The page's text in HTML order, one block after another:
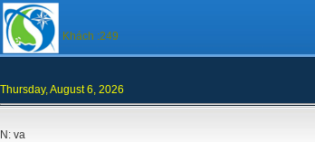
Khách :249
Thursday, August 6, 2026
N: va